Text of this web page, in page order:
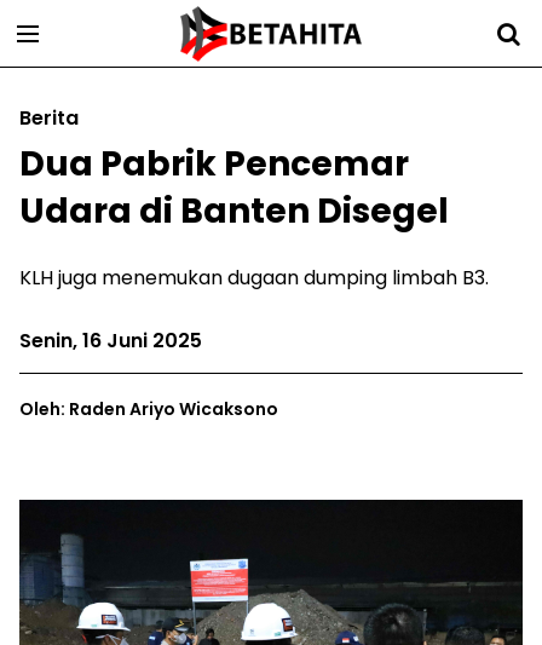
Berita
Dua Pabrik Pencemar
Udara di Banten Disegel
KLH juga menemukan dugaan dumping limbah B3.
Senin, 16 Juni 2025
Oleh: Raden Ariyo Wicaksono